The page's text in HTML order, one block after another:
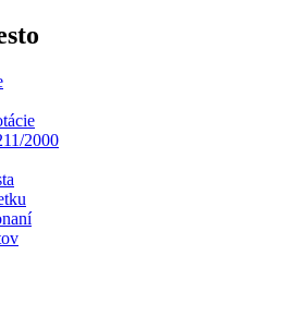
2000